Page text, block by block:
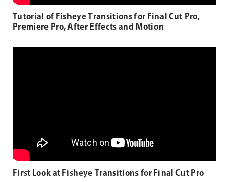
Tutorial of Fisheye Transitions for Final Cut Pro,
Premiere Pro, After Effects and Motion
First Look at Fisheye Transitions for Final Cut Pro